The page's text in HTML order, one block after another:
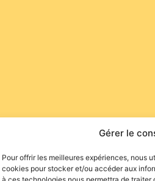
Gérer le
Pour offrir les meilleures expériences, nous
cookies pour stocker et/ou accéder aux
vous seront communiquées